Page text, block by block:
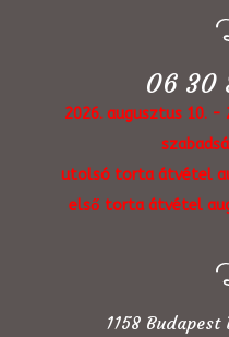
06 30
2026. augusztus 10.
utolsó torta átvétel
első torta átvétel
1158